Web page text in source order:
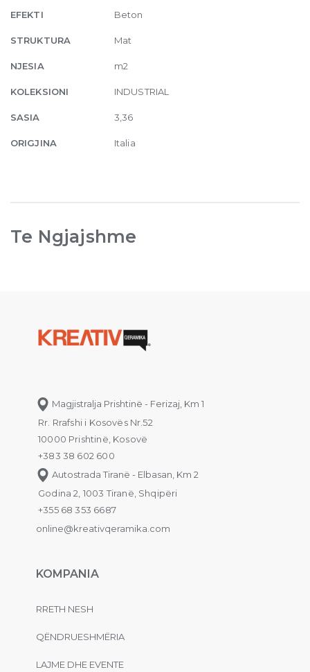
EFEKTI Beton
STRUKTURA Mat
NJESIA m2
KOLEKSIONI INDUSTRIAL
SASIA 3,36
ORIGJINA Italia
Te Ngjajshme
Magjistralja Prishtinë - Ferizaj, Km 1
Rr. Rrafshi i Kosovës Nr.52
10000 Prishtinë, Kosovë
+383 38 602 600
Autostrada Tiranë - Elbasan, Km 2
Godina 2, 1003 Tiranë, Shqipëri
+355 68 353 6687
online@kreativqeramika.com
KOMPANIA
RRETH NESH
QËNDRUESHMËRIA
LAJME DHE EVENTE